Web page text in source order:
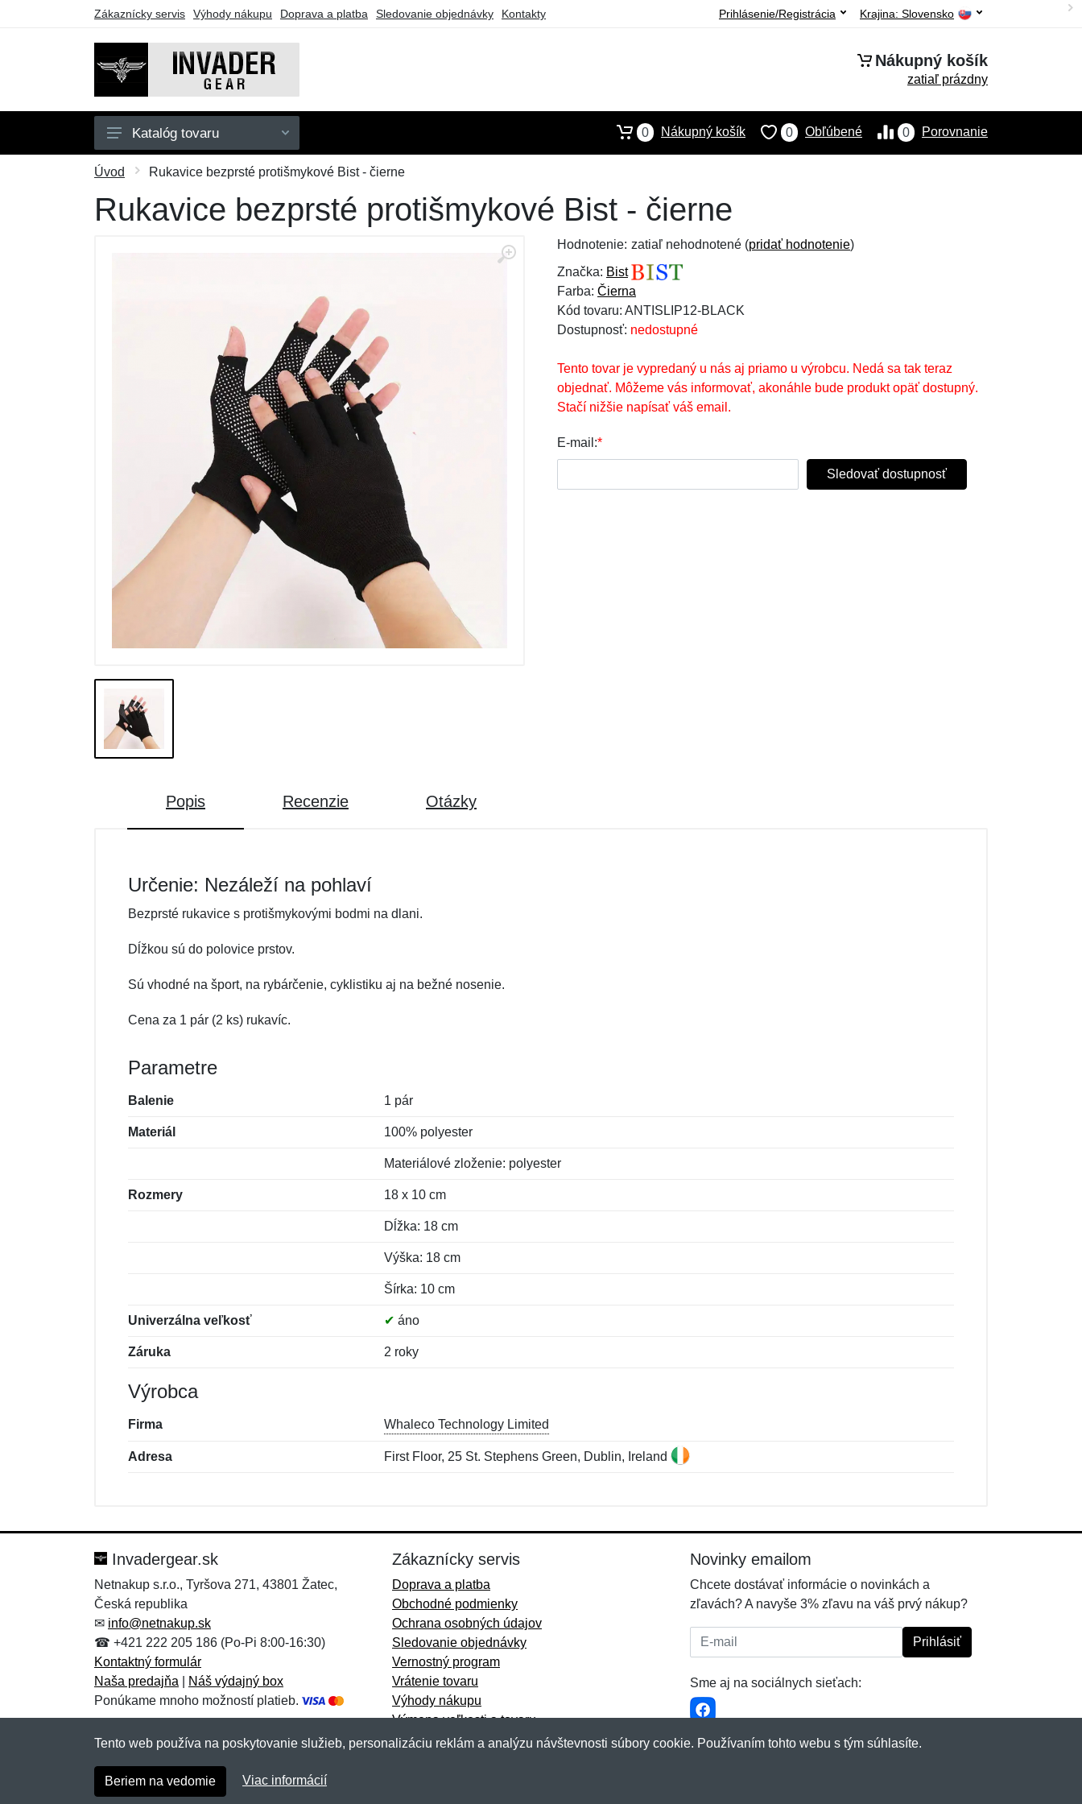
Zákaznícky servis Výhody nákupu Doprava a platba Sledovanie objednávky Kontakty Krajina: Slovensko
Prihlásenie/Registrácia
Nákupný košík
zatiaľ prázdny
Pánske
Doplnky
Katalóg tovaru 0 Porovnanie
0 Obľúbené
0 Nákupný košík
Úvod Rukavice bezprsté protišmykové Bist - čierne
Rukavice bezprsté protišmykové Bist - čierne
Hodnotenie: zatiaľ nehodnotené (pridať hodnotenie)
Značka: Bist
Farba: Čierna
Kód tovaru: ANTISLIP12-BLACK
Dostupnosť: nedostupné
Tento tovar je vypredaný u nás aj priamo u výrobcu. Nedá sa tak teraz
objednať. Môžeme vás informovať, akonáhle bude produkt opäť dostupný.
Stačí nižšie napísať váš email.
E-mail:*
Sledovať dostupnosť
Popis Recenzie Otázky
Určenie: Nezáleží na pohlaví
Bezprsté rukavice s protišmykovými bodmi na dlani.
Dĺžkou sú do polovice prstov.
Sú vhodné na šport, na rybárčenie, cyklistiku aj na bežné nosenie.
Cena za 1 pár (2 ks) rukavíc.
Parametre
Balenie 1 pár
Materiál 100% polyester
Materiálové zloženie: polyester
Rozmery 18 x 10 cm
Dĺžka: 18 cm
Výška: 18 cm
Šírka: 10 cm
Univerzálna veľkosť ✔ áno
Záruka 2 roky
Výrobca
Firma Whaleco Technology Limited
Adresa First Floor, 25 St. Stephens Green, Dublin, Ireland
Správa*
Pridať
Správa*
Pridať
Invadergear.sk
Netnakup s.r.o., Tyršova 271, 43801 Žatec,
Česká republika
✉ info@netnakup.sk
☎ +421 222 205 186 (Po-Pi 8:00-16:30)
Kontaktný formulár
Naša predajňa
Náš výdajný box
Ponúkame mnoho možností platieb.
Zákaznícky servis
Doprava a platba
Obchodné podmienky
Ochrana osobných údajov
Sledovanie objednávky
Vernostný program
Vrátenie tovaru
Výhody nákupu
Výmena veľkosti a tovaru
Viac informácií...
Novinky emailom
Chcete dostávať informácie o novinkách a
zľavách? A navyše 3% zľavu na váš prvý nákup?
E-mail: Prihlásiť
Sme aj na sociálnych sieťach:
Copyright © 2007-2026 (19 rokov s vami)
Tento web používa na poskytovanie služieb, personalizáciu reklám a analýzu návštevnosti súbory cookie. Používaním tohto webu s tým súhlasíte.
Beriem na vedomie Viac informácií